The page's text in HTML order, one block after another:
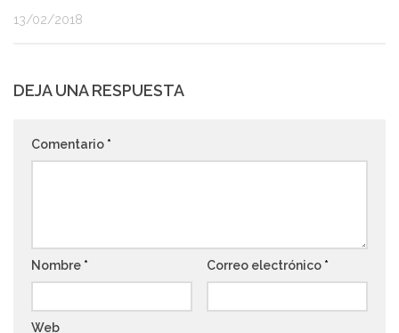
13/02/2018
DEJA UNA RESPUESTA
Comentario *
Nombre * Correo electrónico *
Web